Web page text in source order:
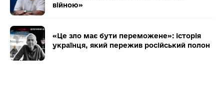
війною»
«Це зло має бути переможене»: історія
українця, який пережив російський полон